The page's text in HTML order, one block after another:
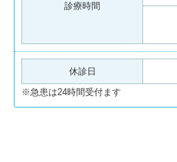
診療時間
休診日
※急患は24時間受付ます